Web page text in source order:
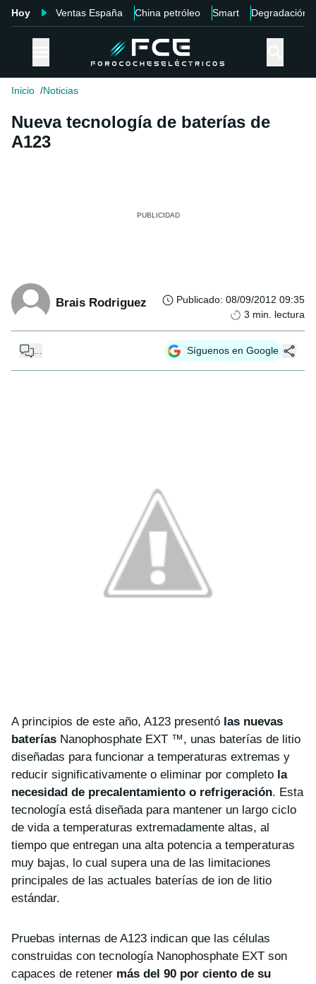
Hoy Ventas España China petróleo Smart Degradación
Inicio Noticias
Nueva tecnología de baterías de
A123
Brais Rodriguez Publicado: 08/09/2012 09:35
3 min. lectura
... Síguenos en Google
A principios de este año, A123 presentó las nuevas
baterías Nanophosphate EXT ™, unas baterías de litio
diseñadas para funcionar a temperaturas extremas y
reducir significativamente o eliminar por completo la
necesidad de precalentamiento o refrigeración. Esta
tecnología está diseñada para mantener un largo ciclo
de vida a temperaturas extremadamente altas, al
tiempo que entregan una alta potencia a temperaturas
muy bajas, lo cual supera una de las limitaciones
principales de las actuales baterías de ion de litio
estándar.
Pruebas internas de A123 indican que las células
construidas con tecnología Nanophosphate EXT son
capaces de retener más del 90 por ciento de su